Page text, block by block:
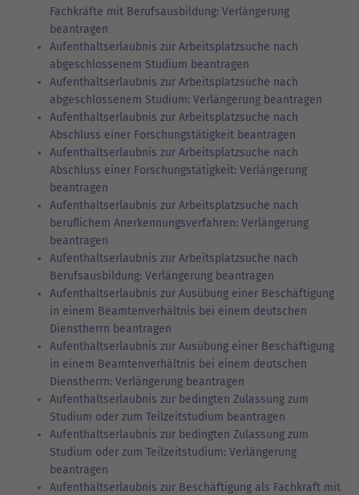
Fachkräfte mit Berufsausbildung: Verlängerung
beantragen
Aufenthaltserlaubnis zur Arbeitsplatzsuche nach
abgeschlossenem Studium beantragen
Aufenthaltserlaubnis zur Arbeitsplatzsuche nach
abgeschlossenem Studium: Verlängerung beantragen
Aufenthaltserlaubnis zur Arbeitsplatzsuche nach
Abschluss einer Forschungstätigkeit beantragen
Aufenthaltserlaubnis zur Arbeitsplatzsuche nach
Abschluss einer Forschungstätigkeit: Verlängerung
beantragen
Aufenthaltserlaubnis zur Arbeitsplatzsuche nach
beruflichem Anerkennungsverfahren: Verlängerung
beantragen
Aufenthaltserlaubnis zur Arbeitsplatzsuche nach
Berufsausbildung: Verlängerung beantragen
Aufenthaltserlaubnis zur Ausübung einer Beschäftigung
in einem Beamtenverhältnis bei einem deutschen
Dienstherrn beantragen
Aufenthaltserlaubnis zur Ausübung einer Beschäftigung
in einem Beamtenverhältnis bei einem deutschen
Dienstherrn: Verlängerung beantragen
Aufenthaltserlaubnis zur bedingten Zulassung zum
Studium oder zum Teilzeitstudium beantragen
Aufenthaltserlaubnis zur bedingten Zulassung zum
Studium oder zum Teilzeitstudium: Verlängerung
beantragen
Aufenthaltserlaubnis zur Beschäftigung als Fachkraft mit